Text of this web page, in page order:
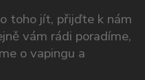
toho jít, přijďte k nám
vám rádi poradíme,
o vapingu a